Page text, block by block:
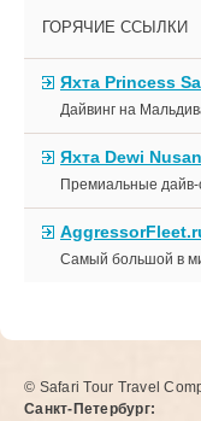
ГОРЯЧИЕ ССЫЛКИ
Яхта Princess
Дайвинг на
Яхта Dewi
Премиальные
Самый большой в
© Safari Tour Travel
Санкт-Петербург: